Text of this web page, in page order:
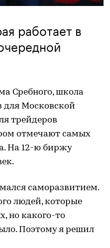
работает в
Сребного, школа
для Московской
трейдеров
отмечают самых
На 12-ю биржу
саморазвитием.
людей, которые
но какого-то
Поэтому я решил